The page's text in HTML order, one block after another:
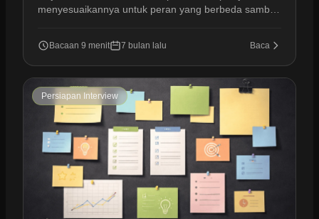
menyesuaikannya untuk peran yang berbeda sambil
Bacaan 9 menit 7 bulan lalu Baca
Persiapan Interview